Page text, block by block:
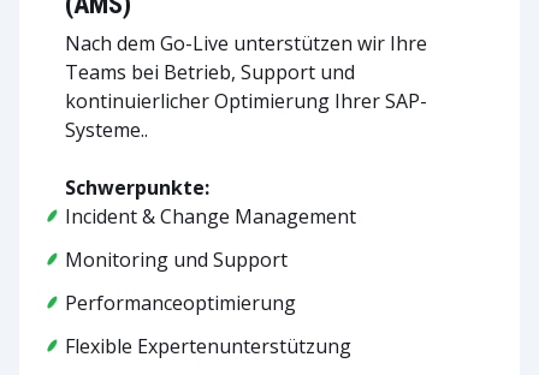
Nach dem Go-Live unterstützen wir Ihre
Teams bei Betrieb, Support und
kontinuierlicher Optimierung Ihrer SAP-
Systeme..
Schwerpunkte:
Incident & Change Management
Monitoring und Support
Performanceoptimierung
Flexible Expertenunterstützung